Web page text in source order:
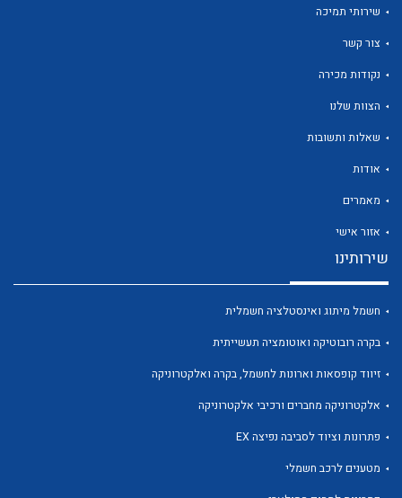
לכל מוצרי היצרןשירותי תמיכה
צור קשר
נקודות מכירה
הצוות שלנו
שאלות ותשובות
אודות
מאמרים
אזור אישי
שירותינו
חשמל מיתוג ואינסטלציה חשמלית
בקרה רובוטיקה ואוטומציה תעשייתית
זיווד קופסאות וארונות לחשמל, בקרה ואלקטרוניקה
אלקטרוניקה מחברים ורכיבי אלקטרוניקה
פתרונות וציוד לסביבה נפיצה EX
מטענים לרכב חשמלי